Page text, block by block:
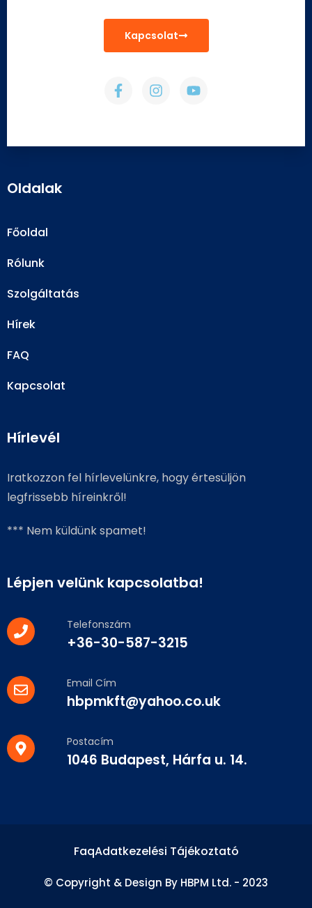
Kapcsolat
Oldalak
Főoldal
Rólunk
Szolgáltatás
Hírek
FAQ
Kapcsolat
Hírlevél
Iratkozzon fel hírlevelünkre, hogy értesüljön
legfrissebb híreinkről!
*** Nem küldünk spamet!
Lépjen velünk kapcsolatba!
Telefonszám
+36-30-587-3215
Email Cím
hbpmkft@yahoo.co.uk
Postacím
1046 Budapest, Hárfa u. 14.
© Copyright & Design By HBPM Ltd. - 2023
FaqAdatkezelési Tájékoztató